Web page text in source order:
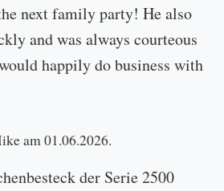
next family party! He also
and was always courteous
happily do business with
am 01.06.2026.
der Serie 2500